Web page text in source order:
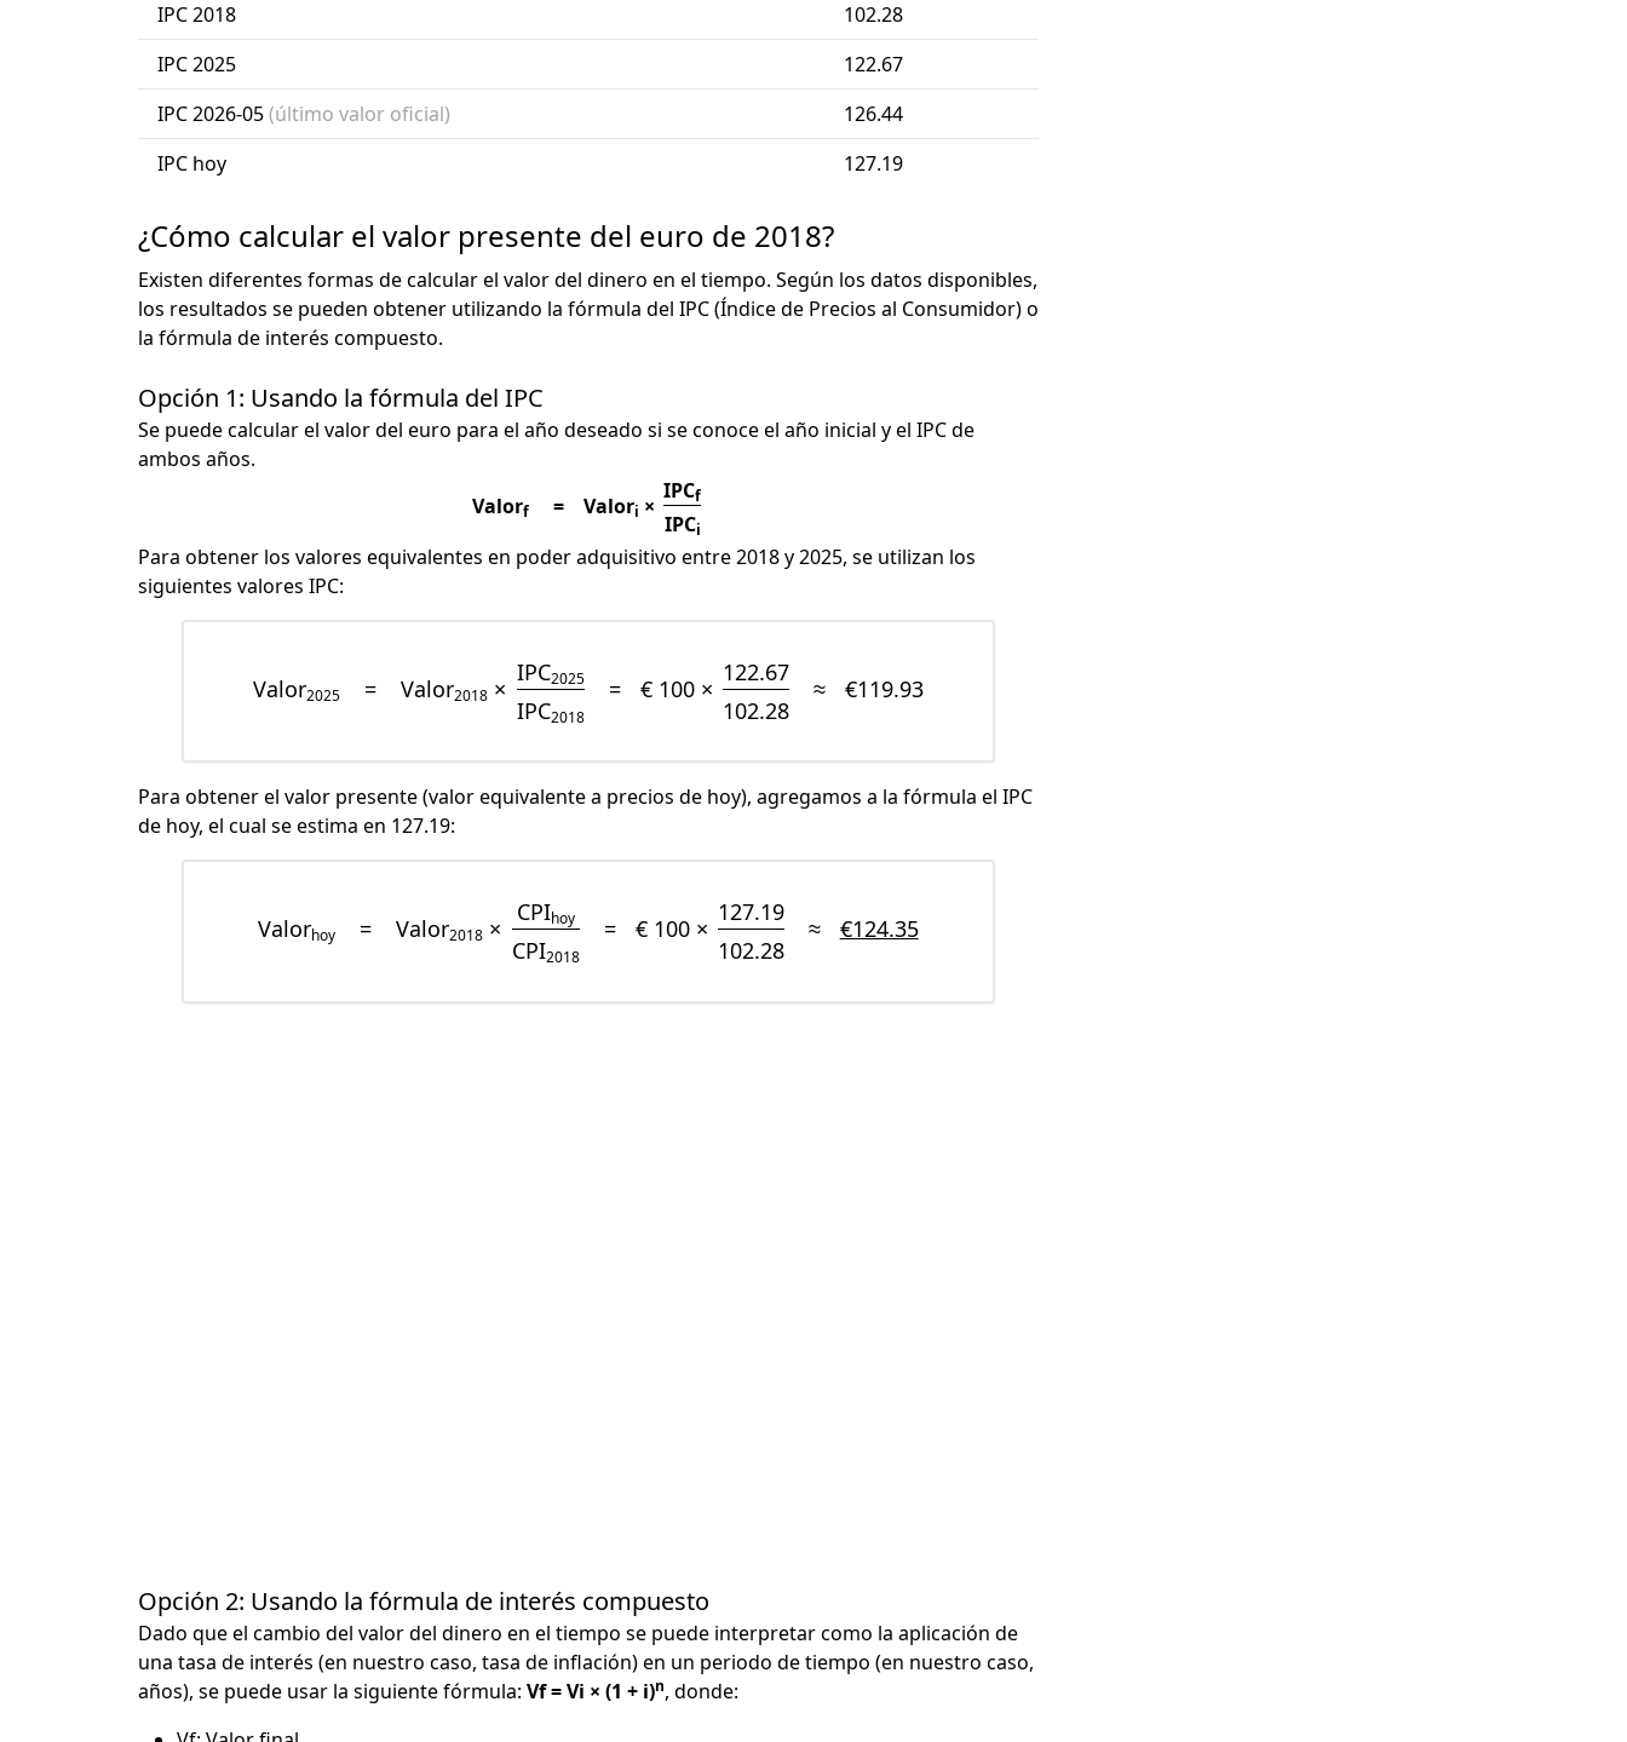
IPC 2018
102.28
IPC 2025
122.67
IPC 2026-05(último valor oficial)
126.44
IPC hoy
127.19
¿Cómo calcular el valor presente del euro de 2018?
Existen diferentes formas de calcular el valor del dinero en el tiempo. Según los datos disponibles,
los resultados se pueden obtener utilizando la fórmula del IPC (Índice de Precios al Consumidor) o
la fórmula de interés compuesto.
Opción 1: Usando la fórmula del IPC
Se puede calcular el valor del euro para el año deseado si se conoce el año inicial y el IPC de
ambos años.
Valorf = Valori ×
IPCf
IPCi
Para obtener los valores equivalentes en poder adquisitivo entre 2018 y 2025, se utilizan los
siguientes valores IPC:
Valor2025 = Valor2018 ×
IPC2025
IPC2018
= € 100 ×
122.67
102.28
≈ €119.93
Para obtener el valor presente (valor equivalente a precios de hoy), agregamos a la fórmula el IPC
de hoy, el cual se estima en 127.19:
Valorhoy = Valor2018 ×
CPIhoy
CPI2018
= € 100 ×
127.19
102.28
≈ €124.35
Opción 2: Usando la fórmula de interés compuesto
Dado que el cambio del valor del dinero en el tiempo se puede interpretar como la aplicación de
una tasa de interés (en nuestro caso, tasa de inflación) en un periodo de tiempo (en nuestro caso,
años), se puede usar la siguiente fórmula: Vf = Vi × (1 + i)n, donde: